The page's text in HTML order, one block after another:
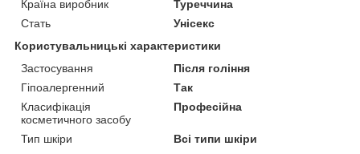
Країна виробник
Туреччина
Стать
Унісекс
Користувальницькі характеристики
Застосування
Після гоління
Гіпоалергенний
Так
Класифікація
косметичного засобу
Професійна
Тип шкіри
Всі типи шкіри